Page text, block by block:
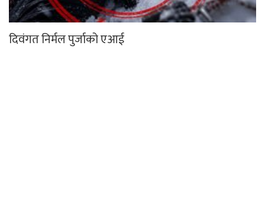
दिवंगत निर्मल पुर्जाको एआई